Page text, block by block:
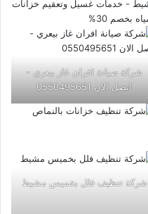
شركة صيانة افران غاز بيعري -
اتصل الان 0550495651
شركة تنظيف فلل بخميس مشيط